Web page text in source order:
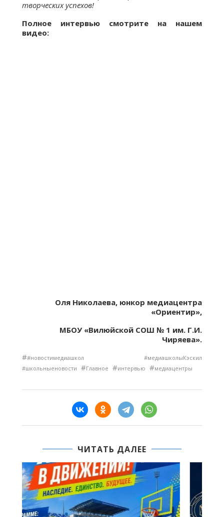
творческих успехов!
Полное интервью смотрите на нашем
видео:
Оля Николаева, юнкор медиацентра
«Ориентир»,
МБОУ «Вилюйской СОШ № 1 им. Г.И.
Чиряева».
##новостимедиашкол #медиашколыКэскил
#школьныеновости #Главное #интервью #медиацентры
ЧИТАТЬ ДАЛЕЕ